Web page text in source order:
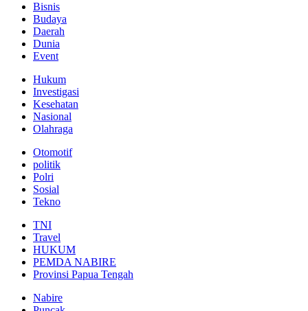
Bisnis
Budaya
Daerah
Dunia
Event
Hukum
Investigasi
Kesehatan
Nasional
Olahraga
Otomotif
politik
Polri
Sosial
Tekno
TNI
Travel
HUKUM
PEMDA NABIRE
Provinsi Papua Tengah
Nabire